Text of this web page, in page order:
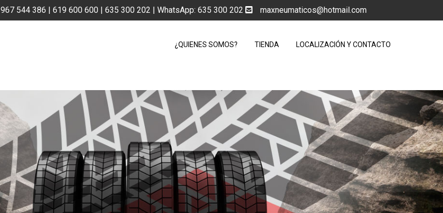
967 544 386 | 619 600 600 | 635 300 202 | WhatsApp: 635 300 202 maxneumaticos@hotmail.com
¿QUIENES SOMOS? TIENDA LOCALIZACIÓN Y CONTACTO